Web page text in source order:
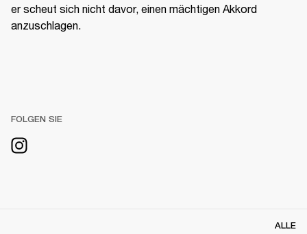
er scheut sich nicht davor, einen mächtigen Akkord
anzuschlagen.
FOLGEN SIE
ALLE